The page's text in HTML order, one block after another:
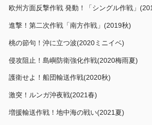
欧州方面反撃作戦 発動！「シングル作戦」
進撃！第二次作戦「南方作戦」(2019秋)
桃の節句！沖に立つ波(2020ミニイベ)
侵攻阻止！島嶼防衛強化作戦(2020梅雨夏)
護衛せよ！船団輸送作戦(2020秋)
激突！ルンガ沖夜戦(2021春)
増援輸送作戦！地中海の戦い(2021夏)